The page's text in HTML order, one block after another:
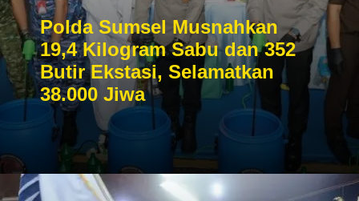
Polda Sumsel Musnahkan
19,4 Kilogram Sabu dan 352
Butir Ekstasi, Selamatkan
38.000 Jiwa